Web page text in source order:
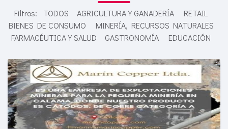
Filtros: TODOS AGRICULTURA Y GANADERÍA
RETAIL
BIENES DE CONSUMO
MINERÍA, RECURSOS NATURALES
FARMACÉUTICA Y SALUD
GASTRONOMÍA EDUCACIÓN